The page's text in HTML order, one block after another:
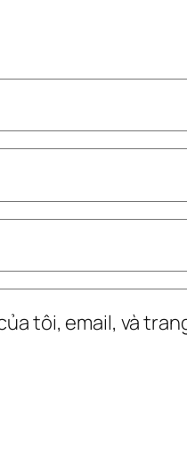
tôi, email, và